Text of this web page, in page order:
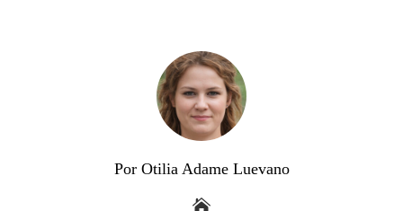
Por Otilia Adame Luevano